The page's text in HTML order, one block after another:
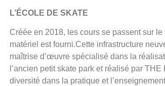
L’ÉCOLE DE SKATE
Créée en 2018, les cours se passent sur
matériel est fourni.Cette infrastructure
maîtrise d’œuvre spécialisé dans la
l’ancien petit skate park et réalisé par
diversité dans la pratique et